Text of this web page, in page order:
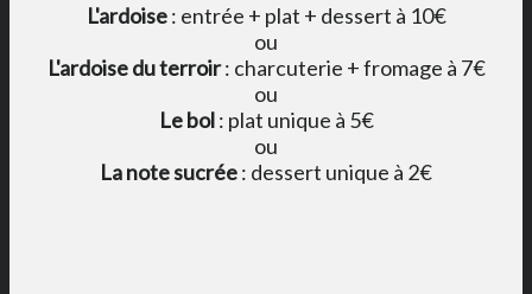
L'ardoise: entrée + plat + dessert à 10€
ou
L'ardoise du terroir: charcuterie + fromage à 7€
ou
Le bol: plat unique à 5€
ou
La note sucrée: dessert unique à 2€